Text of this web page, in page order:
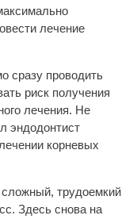
лечение
сразу проводить
риск получения
лечения. Не
эндодонтист
корневых
трудоемкий
Здесь снова на